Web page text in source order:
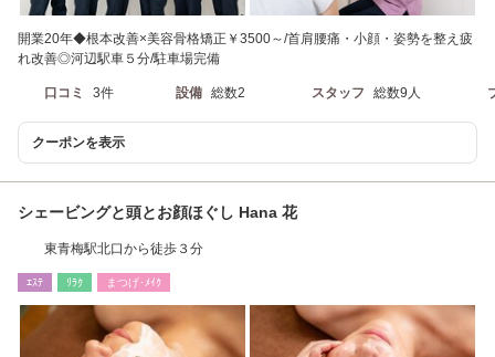
開業20年◆根本改善×美容骨格矯正￥3500～/首肩腰痛・小顔・姿勢を整え疲
れ改善◎河辺駅車５分/駐車場完備
口コミ 3件 設備 総数2 スタッフ 総数9人
クーポンを表示
シェービングと頭とお顔ほぐし Hana 花
東青梅駅北口から徒歩３分
ｴｽﾃ ﾘﾗｸ まつげ･ﾒｲｸ